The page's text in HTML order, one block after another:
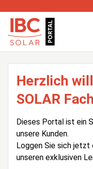
Herzlich
SOLAR
Dieses Portal ist ein
unsere Kunden.
Loggen Sie sich jetzt
unseren exklusiven